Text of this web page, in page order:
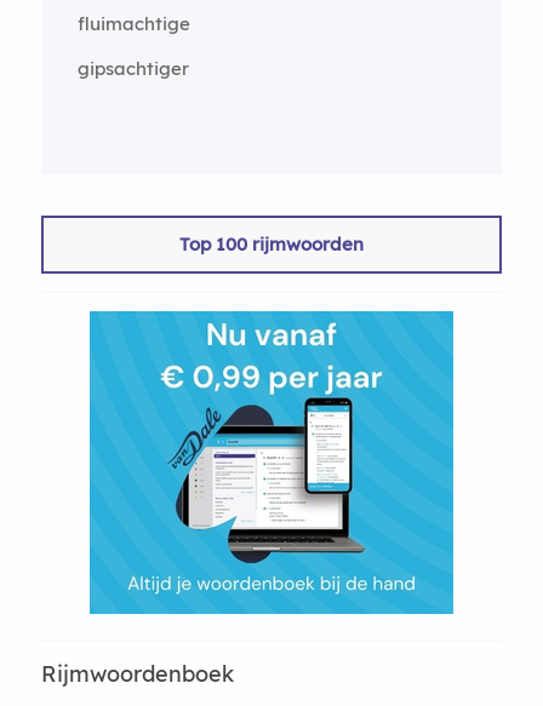
fluimachtige
gipsachtiger
Top 100 rijmwoorden
Rijmwoordenboek